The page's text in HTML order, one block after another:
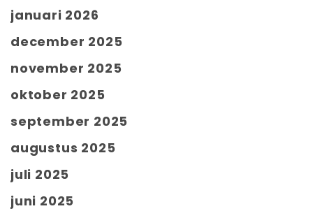
januari 2026
december 2025
november 2025
oktober 2025
september 2025
augustus 2025
juli 2025
juni 2025